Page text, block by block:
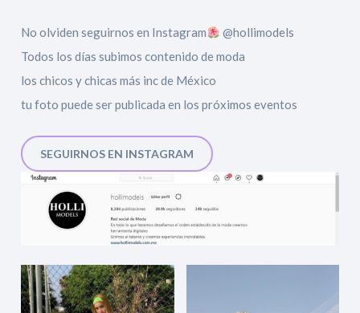
No olviden seguirnos en Instagram
@hollimodels
Todos los días subimos contenido de moda
los chicos y chicas más inc de México
tu foto puede ser publicada en los próximos eventos
SEGUIRNOS EN INSTAGRAM